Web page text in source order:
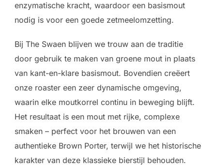
enzymatische kracht, waardoor een basismout
nodig is voor een goede zetmeelomzetting.
Bij The Swaen blijven we trouw aan de traditie
door gebruik te maken van groene mout in plaats
van kant-en-klare basismout. Bovendien creëert
onze roaster een zeer dynamische omgeving,
waarin elke moutkorrel continu in beweging blijft.
Het resultaat is een mout met rijke, complexe
smaken – perfect voor het brouwen van een
authentieke Brown Porter, terwijl we het historische
karakter van deze klassieke bierstijl behouden.